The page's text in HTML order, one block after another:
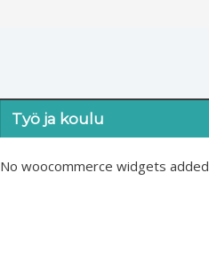
Työ ja koulu
No woocommerce widgets added